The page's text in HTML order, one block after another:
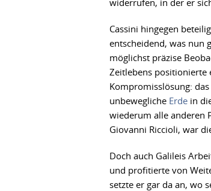
widerrufen, in der er
Cassini hingegen
entscheidend, was nun
möglichst präzise
Zeitlebens positionierte
Kompromisslösung:
unbewegliche Erde in
wiederum alle anderen
Giovanni Riccioli, war
Doch auch Galileis
und profitierte von
setzte er gar da an, wo